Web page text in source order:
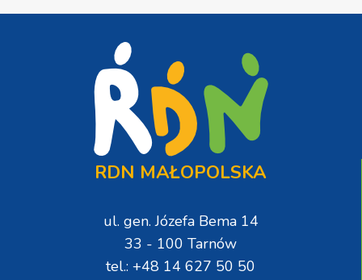
RDN MAŁOPOLSKA
ul. gen. Józefa Bema 14
33 - 100 Tarnów
tel.: +48 14 627 50 50